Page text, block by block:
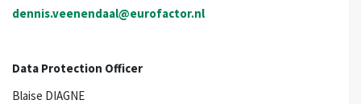
dennis.veenendaal@eurofactor.nl
Data Protection Officer
Blaise DIAGNE